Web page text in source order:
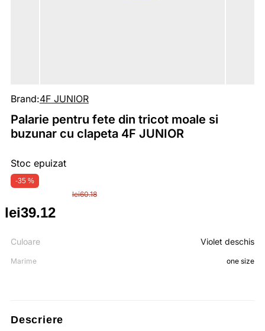
-35 %
Brand:4F JUNIOR
Palarie pentru fete din tricot moale si
buzunar cu clapeta 4F JUNIOR
lei60.18
Prețul
inițial
a
lei60.18.
lei39.12
Prețul
curent
este:
Culoare Violet deschis
Marime one size
Stoc epuizat
Descriere